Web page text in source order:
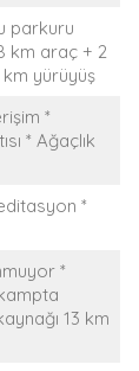
parkuru
km araç + 2
yürüyüş
*
* Ağaçlık
*
*
13 km